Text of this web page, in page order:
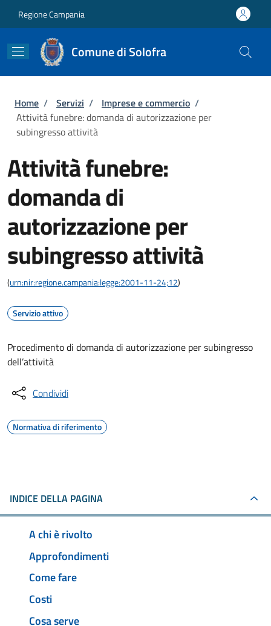
Regione Campania
Comune di Solofra
Briciole di pane
Home / Servizi / Imprese e commercio /
Attività funebre: domanda di autorizzazione per
subingresso attività
Attività funebre:
domanda di
autorizzazione per
subingresso attività
(urn:nir:regione.campania:legge:2001-11-24;12)
Servizio attivo
Procedimento di domanda di autorizzazione per subingresso
dell’attività
Condividi
Normativa di riferimento
INDICE DELLA PAGINA
A chi è rivolto
Approfondimenti
Come fare
Costi
Cosa serve